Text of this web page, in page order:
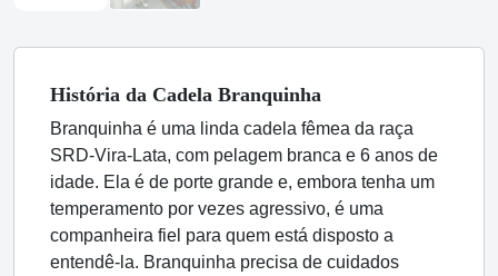
História da Cadela Branquinha
Branquinha é uma linda cadela fêmea da raça
SRD-Vira-Lata, com pelagem branca e 6 anos de
idade. Ela é de porte grande e, embora tenha um
temperamento por vezes agressivo, é uma
companheira fiel para quem está disposto a
entendê-la. Branquinha precisa de cuidados